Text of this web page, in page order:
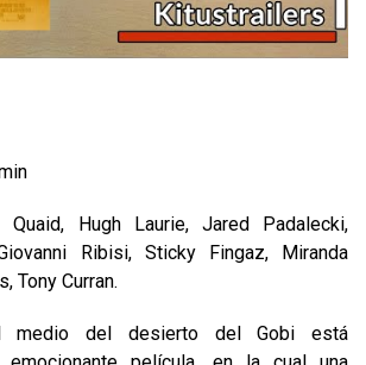
Quaid, Hugh Laurie, Jared Padalecki,
Ribisi, Sticky Fingaz, Miranda
Tony Curran.
del desierto del Gobi está